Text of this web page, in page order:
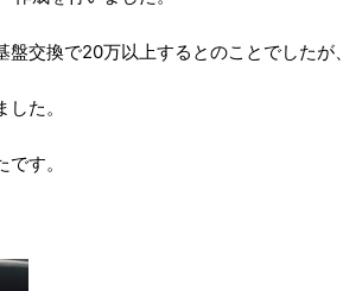
交換で20万以上するとのことでしたが、
た。
す。